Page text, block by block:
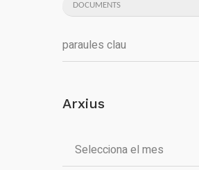
DOCUMENTS
Arxius